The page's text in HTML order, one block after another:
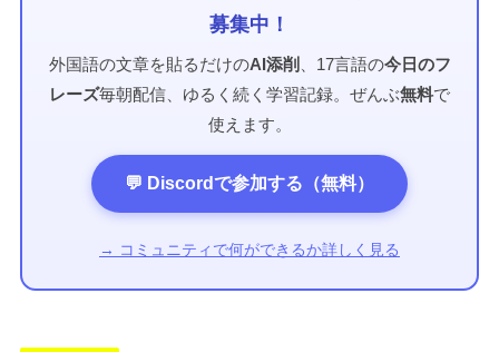
募集中！
外国語の文章を貼るだけのAI添削 、17言語の今日のフ
レーズ毎朝配信、ゆるく続く学習記録。ぜんぶ無料で
使えます。
💬 Discordで参加する（無料）
→ コミュニティで何ができるか詳しく見る